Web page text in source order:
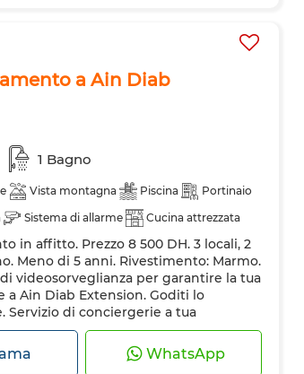
a Ain Diab
1 Bagno
Vista montagna Piscina
Portinaio
Sistema di allarme
Cucina attrezzata
in affitto. Prezzo 8 500 DH. 3 locali, 2
Meno di 5 anni. Rivestimento: Marmo.
videosorveglianza per garantire la tua
Ain Diab Extension. Goditi lo
Servizio di conciergerie a tua
WhatsApp